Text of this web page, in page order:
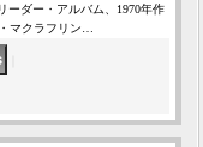
ダー・アルバム、1970年作
マクラフリン…